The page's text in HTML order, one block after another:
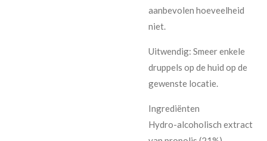
aanbevolen hoeveelheid
niet.
Uitwendig: Smeer enkele
druppels op de huid op de
gewenste locatie.
Ingrediënten
Hydro-alcoholisch extract